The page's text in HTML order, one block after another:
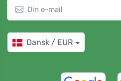
Dansk / EUR